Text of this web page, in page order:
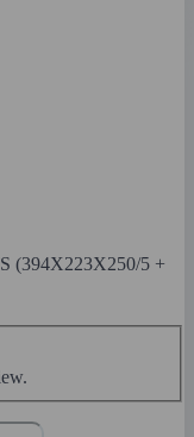
(394X223X250/5 +